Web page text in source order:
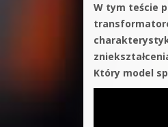
W tym teście
Który model